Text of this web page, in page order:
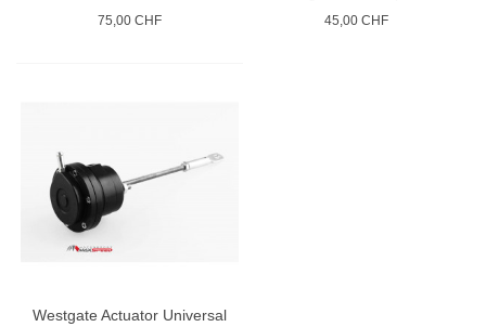
75,00 CHF 45,00 CHF
Westgate Actuator Universal